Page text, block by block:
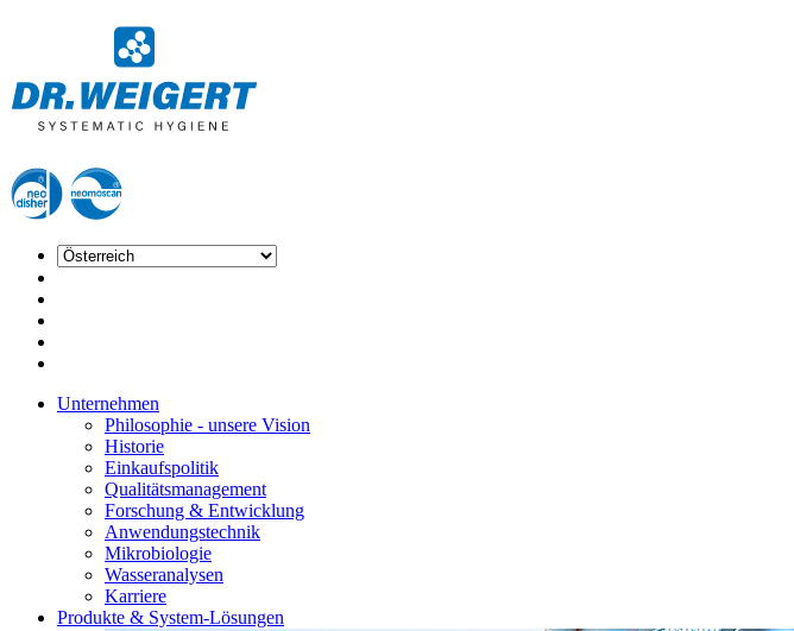
Unternehmen
Philosophie - unsere Vision
Historie
Einkaufspolitik
Qualitätsmanagement
Forschung & Entwicklung
Anwendungstechnik
Mikrobiologie
Wasseranalysen
Karriere
Produkte & System-Lösungen